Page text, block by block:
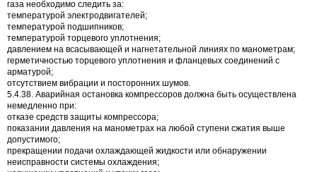
газа необходимо следить за:
температурой электродвигателей;
температурой подшипников;
температурой торцевого уплотнения;
давлением на всасывающей и нагнетательной линиях по манометрам;
герметичностью торцевого уплотнения и фланцевых соединений с
арматурой;
отсутствием вибрации и посторонних шумов.
5.4.38. Аварийная остановка компрессоров должна быть осуществлена
немедленно при:
отказе средств защиты компрессора;
показании давления на манометрах на любой ступени сжатия выше
допустимого;
прекращении подачи охлаждающей жидкости или обнаружении
неисправности системы охлаждения;